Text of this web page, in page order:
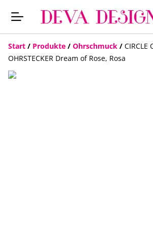
Start / Produkte / Ohrschmuck / CIRCLE
OHRSTECKER Dream of Rose, Rosa